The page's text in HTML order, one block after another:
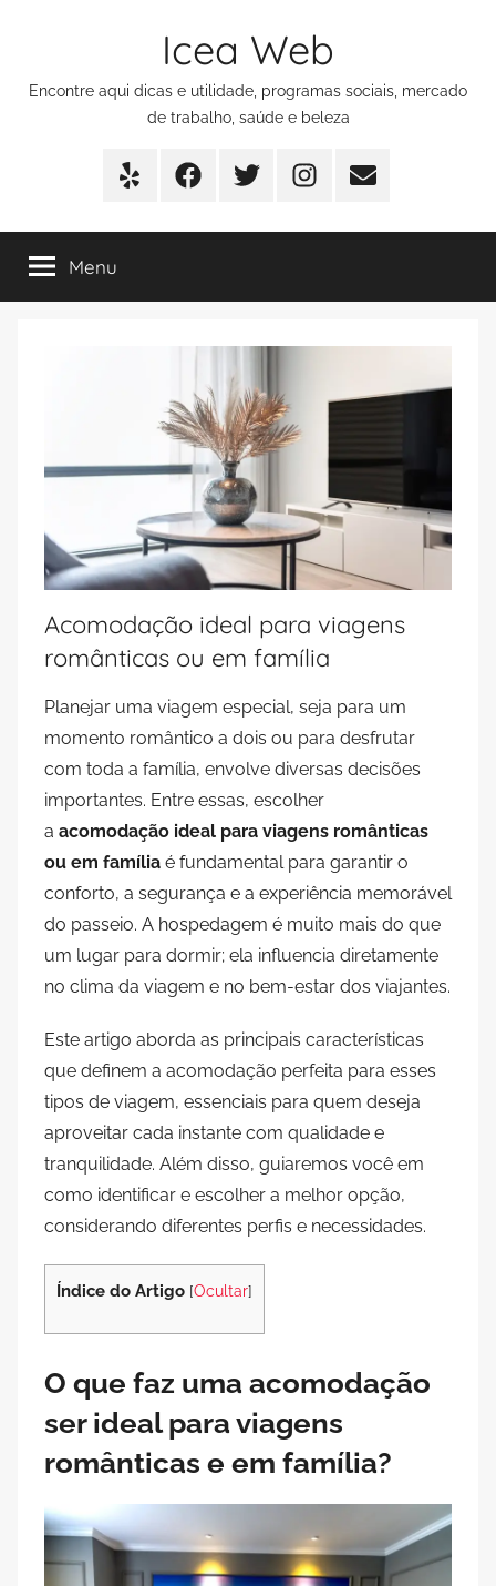
Icea Web
Encontre aqui dicas e utilidade, programas sociais, mercado
de trabalho, saúde e beleza
Yelp FacebookTwitter Instagram
E-
Menu
Acomodação ideal para viagens
românticas ou em família
Planejar uma viagem especial, seja para um
momento romântico a dois ou para desfrutar
com toda a família, envolve diversas decisões
importantes. Entre essas, escolher
a acomodação ideal para viagens românticas
ou em família é fundamental para garantir o
conforto, a segurança e a experiência memorável
do passeio. A hospedagem é muito mais do que
um lugar para dormir; ela influencia diretamente
no clima da viagem e no bem-estar dos viajantes.
Este artigo aborda as principais características
que definem a acomodação perfeita para esses
tipos de viagem, essenciais para quem deseja
aproveitar cada instante com qualidade e
tranquilidade. Além disso, guiaremos você em
como identificar e escolher a melhor opção,
considerando diferentes perfis e necessidades.
Índice do Artigo [Ocultar]
O que faz uma acomodação
ser ideal para viagens
românticas e em família?